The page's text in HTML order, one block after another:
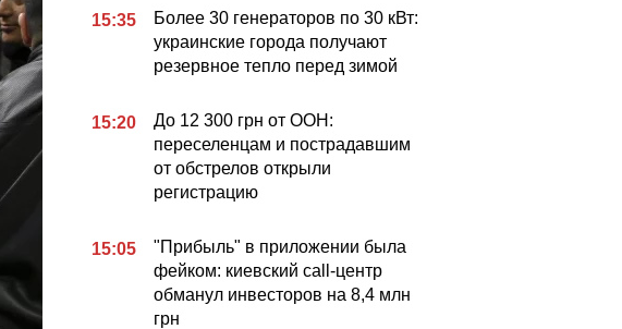
15:35
Более 30 генераторов по 30 кВт:
украинские города получают
резервное тепло перед зимой
15:20
До 12 300 грн от ООН:
переселенцам и пострадавшим
от обстрелов открыли
регистрацию
15:05
"Прибыль" в приложении была
фейком: киевский call-центр
обманул инвесторов на 8,4 млн
грн